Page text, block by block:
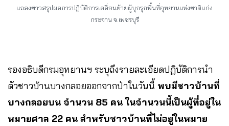
แถลงข่าวสรุปผลการปฏิบัติการเคลื่อนย้ายผู้บุกรุกพื้นที่อุทยานแห่งชาติแก่ง
กระจาน จ.เพชรบุรี
รองอธิบดีกรมอุทยานฯ ระบุถึงรายละเอียดปฏิบัติการนำ
ตัวชาวบ้านบางกลอยออกจากป่าในวันนี้ พบมีชาวบ้านที่
บางกลอยบน จำนวน 85 คน ในจำนวนนี้เป็นผู้ที่อยู่ใน
หมายศาล 22 คน สำหรับชาวบ้านที่ไม่อยู่ในหมาย